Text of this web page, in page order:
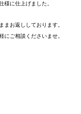
様に仕上げました。
まお返ししております。
にご相談くださいませ。